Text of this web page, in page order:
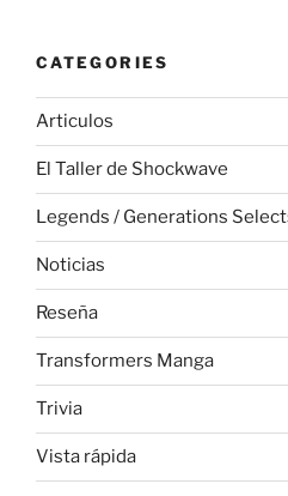
CATEGORIES
Articulos
El Taller de Shockwave
Legends / Generations
Noticias
Reseña
Transformers Manga
Trivia
Vista rápida